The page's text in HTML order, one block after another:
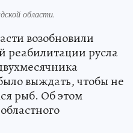
области.
возобновили
реабилитации русла
выждать, чтобы не
рыб. Об этом